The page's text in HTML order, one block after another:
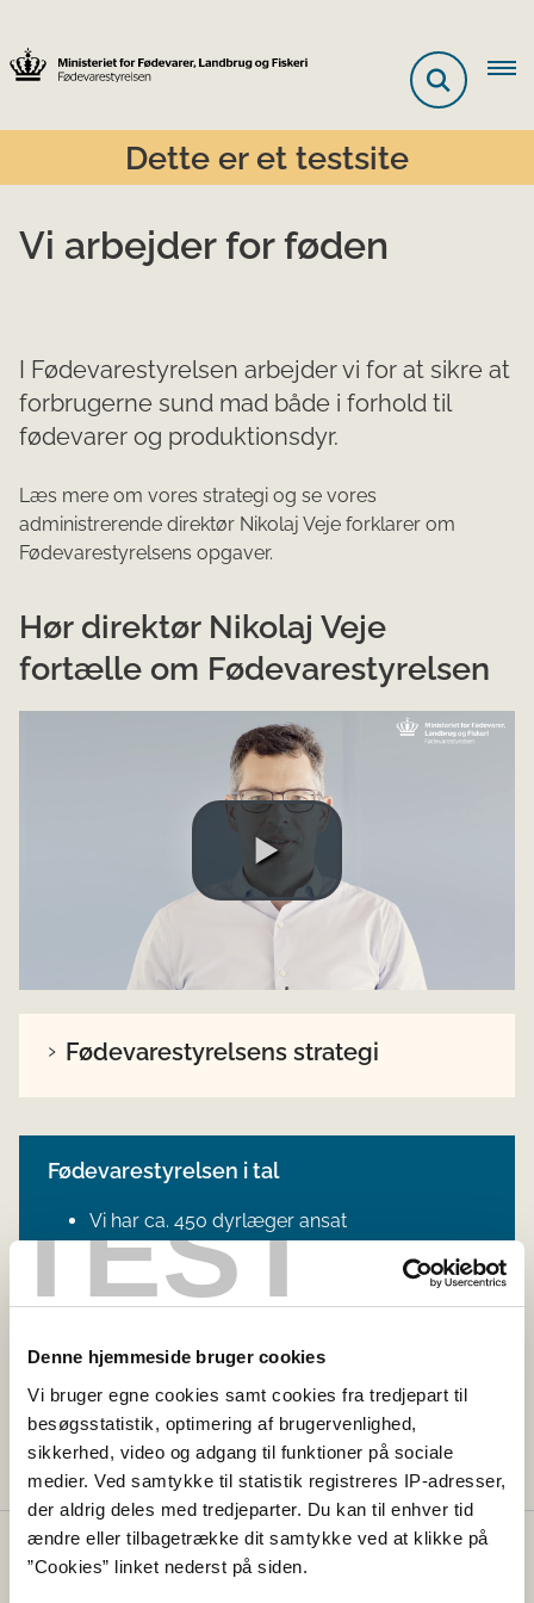
TEST
Denne hjemmeside bruger cookies
Vi bruger egne cookies samt cookies fra tredjepart til
besøgsstatistik, optimering af brugervenlighed,
sikkerhed, video og adgang til funktioner på sociale
medier. Ved samtykke til statistik registreres IP-adresser,
der aldrig deles med tredjeparter. Du kan til enhver tid
ændre eller tilbagetrække dit samtykke ved at klikke på
”Cookies” linket nederst på siden.
Dette er et testsite
Vi arbejder for føden
I Fødevarestyrelsen arbejder vi for at sikre at
forbrugerne sund mad både i forhold til
fødevarer og produktionsdyr.
Læs mere om vores strategi og se vores
administrerende direktør Nikolaj Veje forklarer om
Fødevarestyrelsens opgaver.
Hør direktør Nikolaj Veje
fortælle om Fødevarestyrelsen
Fødevarestyrelsens strategi
Fødevarestyrelsen i tal
Vi har ca. 450 dyrlæger ansat
Vi har ca. 1900 medarbejdere fordelt over
hele landet
Vi kontrollerer årligt 120 million dyr på
slagterierne
Fødevarestyrelsen